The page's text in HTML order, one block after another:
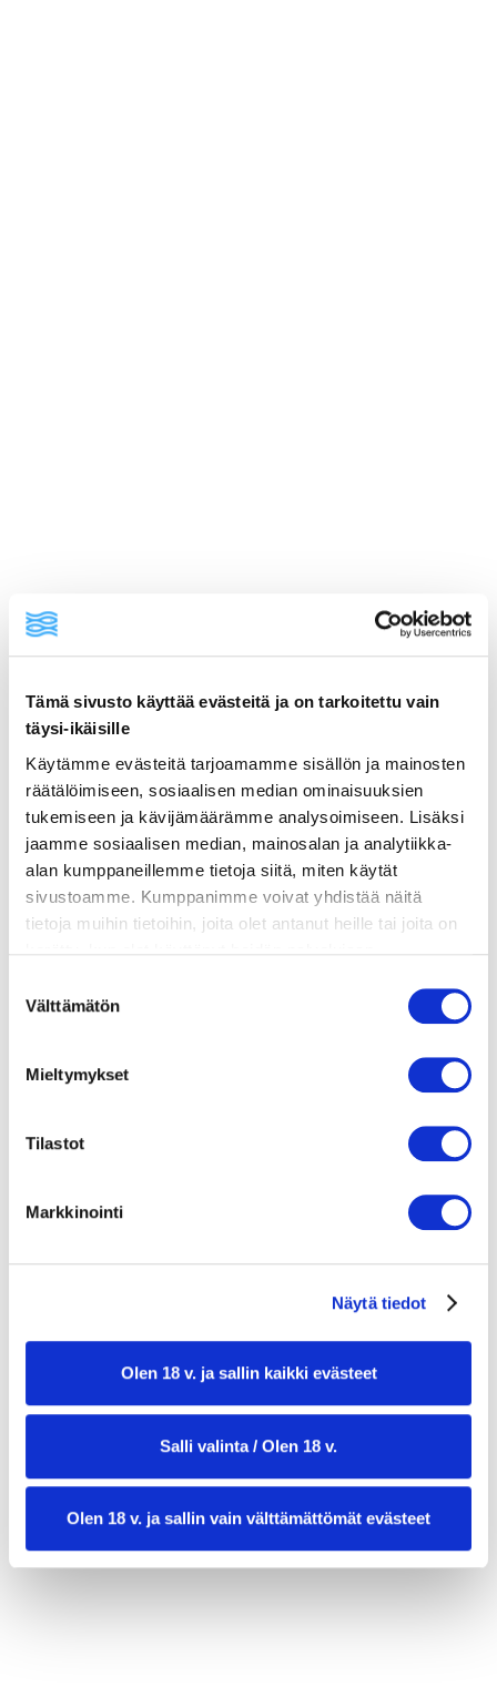
Tämä sivusto käyttää evästeitä ja on tarkoitettu vain
täysi-ikäisille
Käytämme evästeitä tarjoamamme sisällön ja mainosten
räätälöimiseen, sosiaalisen median ominaisuuksien
tukemiseen ja kävijämäärämme analysoimiseen. Lisäksi
jaamme sosiaalisen median, mainosalan ja analytiikka-
alan kumppaneillemme tietoja siitä, miten käytät
sivustoamme. Kumppanimme voivat yhdistää näitä
tietoja muihin tietoihin, joita olet antanut heille tai joita on
tai vanhempi. Vahvista ikäsi käyttääksesi sivustoa.
valinta
Välttämätön
Mieltymykset
Tilastot
Markkinointi
Näytä tiedot
Olen 18 v. ja sallin kaikki evästeet
Salli valinta / Olen 18 v.
Olen 18 v. ja sallin vain välttämättömät evästeet
ainekset
valmistusohje
lisätietoja
300 g graavilohta
Piparjuurikastike
2 rkl sitruunamehua
valmistusaika:15 min
annosmäärä: